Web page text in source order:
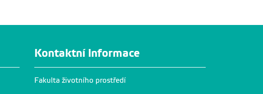
Kontaktní informace
Fakulta životního prostředí